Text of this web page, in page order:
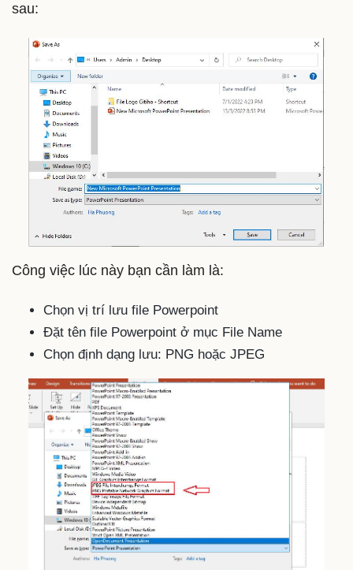
sau:
Công việc lúc này bạn cần làm là:
Chọn vị trí lưu file Powerpoint
Đặt tên file Powerpoint ở mục File Name
Chọn định dạng lưu: PNG hoặc JPEG